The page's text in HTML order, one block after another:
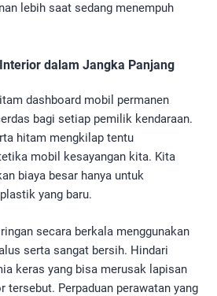
lebih saat sedang menempuh
dalam Jangka Panjang
dashboard mobil permanen
bagi setiap pemilik kendaraan.
hitam mengkilap tentu
mobil kesayangan kita. Kita
biaya besar hanya untuk
yang baru.
secara berkala menggunakan
serta sangat bersih. Hindari
keras yang bisa merusak lapisan
Perpaduan perawatan yang